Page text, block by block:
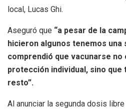
local, Lucas Ghi.
Aseguró que “a pesar de la
hicieron algunos tenemos una
comprendió que vacunarse no
protección individual, sino que
resto”.
Al anunciar la segunda dosis